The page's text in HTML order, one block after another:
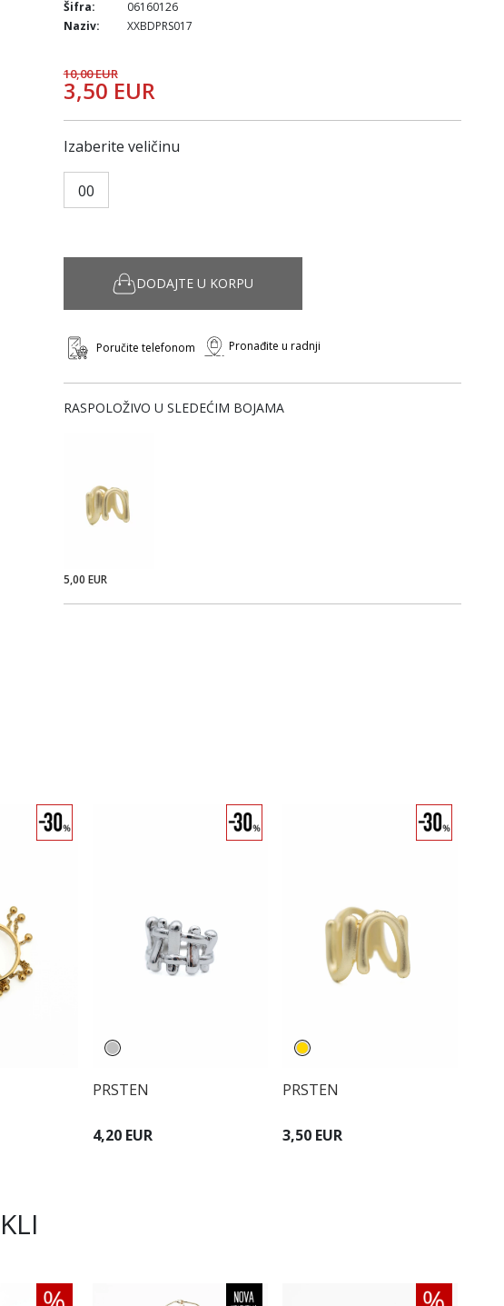
Šifra:
06160126
Naziv:
XXBDPRS017
10,00 EUR
3,50 EUR
Izaberite veličinu
00
DODAJTE U KORPU
Poručite telefonom Pronađite u radnji
RASPOLOŽIVO U SLEDEĆIM BOJAMA
5,00 EUR
PRSTEN
4,20 EUR
PRSTEN
3,50 EUR